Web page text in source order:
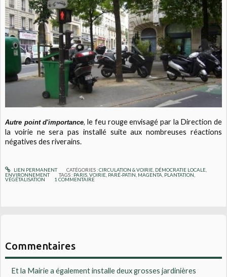
Autre point d'importance, le feu rouge envisagé par la Direction de
la voirie ne sera pas installé suite aux nombreuses réactions
négatives des riverains.
LIEN PERMANENT CATÉGORIES :CIRCULATION & VOIRIE, DÉMOCRATIE LOCALE,
ENVIRONNEMENT
TAGS : PARIS ,VOIRIE PARÉ-PATIN MAGENTA PLANTATION
VÉGÉTALISATION 1 COMMENTAIRE
Commentaires
Et la Mairie a également installe deux grosses jardinières